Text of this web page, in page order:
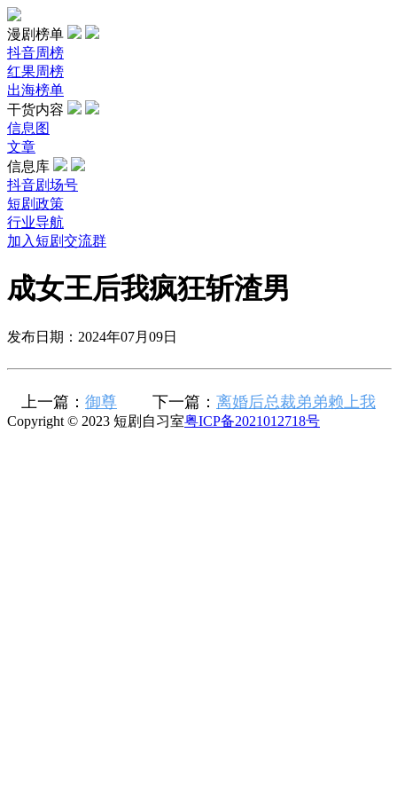
漫剧榜单
抖音周榜
红果周榜
出海榜单
干货内容
信息图
文章
信息库
抖音剧场号
短剧政策
行业导航
加入短剧交流群
成女王后我疯狂斩渣男
发布日期：2024年07月09日
上一篇： 御尊 下一篇： 离婚后总裁弟弟赖上我
Copyright © 2023 短剧自习室粤ICP备2021012718号